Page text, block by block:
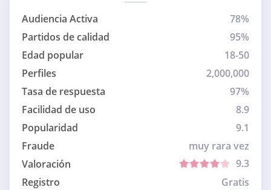
Audiencia Activa
78%
Partidos de calidad
95%
Edad popular
18-50
Perfiles
2,000,000
Tasa de respuesta
97%
Facilidad de uso
8.9
Popularidad
9.1
Fraude
muy rara vez
Valoración
9.3
Registro
Gratis